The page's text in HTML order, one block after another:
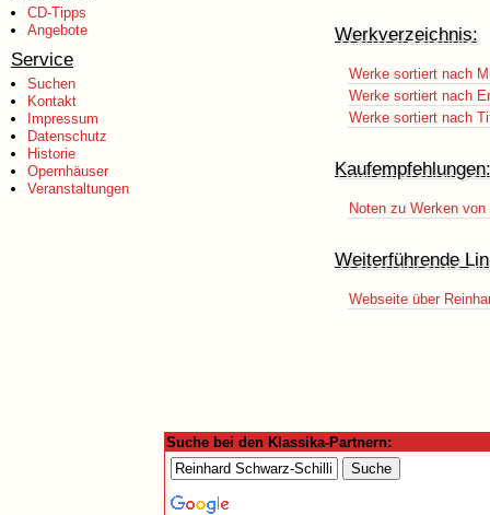
CD-Tipps
Angebote
Service
Suchen
Kontakt
Impressum
Datenschutz
Historie
Opernhäuser
Veranstaltungen
Werkverzeichnis:
Werke sortiert nach
Werke sortiert nach
Werke sortiert nach
Kaufempfehlungen:
Noten zu Werken
Weiterführende
Webseite über
Suche bei den Klassika-Partnern: